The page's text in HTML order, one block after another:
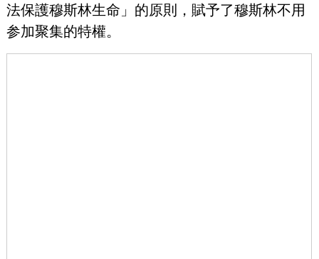
法保護穆斯林生命」的原則，賦予了穆斯林不用
参加聚集的特權。